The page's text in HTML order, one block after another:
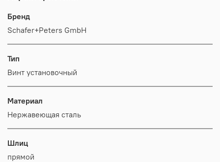
Бренд
Schafer+Peters GmbH
Тип
Винт установочный
Материал
Нержавеющая сталь
Шлиц
прямой